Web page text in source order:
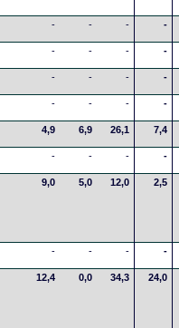
- - - -
- - - -
- - - -
- - - -
4,9 6,9 26,1 7,4
- - - -
9,0 5,0 12,0 2,5
- - - -
12,4 0,0 34,3 24,0